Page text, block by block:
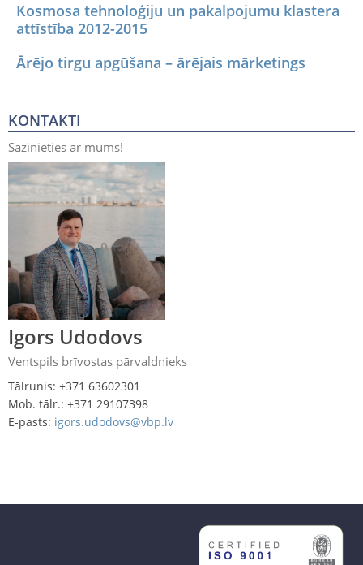
Kosmosa tehnoloģiju un pakalpojumu klastera
attīstība 2012-2015
Ārējo tirgu apgūšana – ārējais mārketings
KONTAKTI
Sazinieties ar mums!
Igors Udodovs
Ventspils brīvostas pārvaldnieks
Tālrunis: +371 63602301
Mob. tālr.: +371 29107398
E-pasts: igors.udodovs@vbp.lv